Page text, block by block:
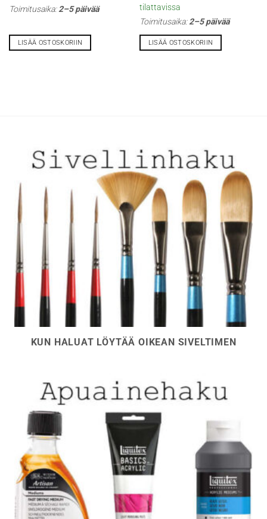
Toimitusaika:2–5 päivää
LISÄÄ OSTOSKORIIN
tilattavissa
Toimitusaika:2–5 päivää
LISÄÄ OSTOSKORIIN
KUN HALUAT LÖYTÄÄ OIKEAN SIVELTIMEN